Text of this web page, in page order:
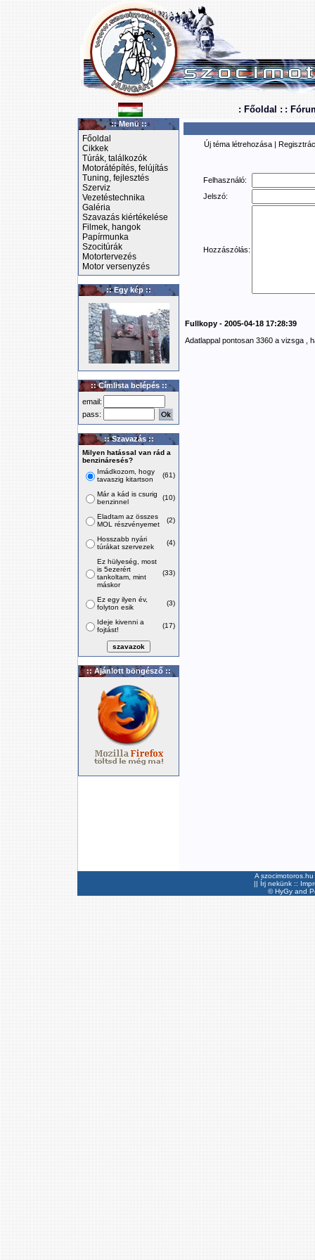
: Főoldal : :
:: Menü ::
Főoldal
Cikkek
Túrák, találkozók
Motorátépítés, felújítás
Tuning, fejlesztés
Szerviz
Vezetéstechnika
Galéria
Szavazás kiértékelése
Filmek, hangok
Papírmunka
Szocitúrák
Motortervezés
Motor versenyzés
:: Egy kép ::
:: Címlista belépés ::
email:
pass:
:: Szavazás ::
Milyen hatással van rád a
benzináresés?
Imádkozom, hogy
tavaszig kitartson
(61)
Már a kád is csurig
benzinnel
(10)
Eladtam az összes
MOL részvényemet
(2)
Hosszabb nyári
túrákat szervezek
(4)
Ez hülyeség, most
is 5ezerért
tankoltam, mint
máskor
(33)
Ez egy ilyen év,
folyton esik
(3)
Ideje kivenni a
fojtást!
(17)
:: Ajánlott böngésző ::
Új téma létrehozása |
Felhasználó:
Jelszó:
Hozzászólás:
Fullkopy - 2005-04-18 17:28:39
Adatlappal pontosan 3360 a vizsga ,
A
|| Írj nekünk ::
©HyGyand